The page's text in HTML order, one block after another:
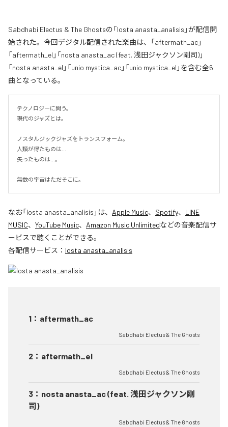
Sabdhabi Electus & The Ghostsの「losta anasta_analisis」が配信開
始された。今回デジタル配信された楽曲は、「aftermath_ac」
「aftermath_el」「nosta anasta_ac (feat. 浅田ジャクソン剛司)」
「nosta anasta_el」「unio mystica_ac」「unio mystica_el」を含む全6
曲となっている。
テクノロジーに問う。
現代のジャズとは。
ノスタルジックジャズをトランスフォーム。
人類が得たものは...
失ったものは...。
無数の宇宙はただそこに。
なお「losta anasta_analisis 」は、 Apple Music、 Spotify、 LINE
MUSIC、 YouTube Music、 Amazon Music Unlimitedなどの音楽配信サ
ービスで聴くことができる。
各配信サービス： losta anasta_analisis
1 ： aftermath_ac
Sabdhabi Electus & The Ghosts
2 ： aftermath_el
Sabdhabi Electus & The Ghosts
3 ： nosta anasta_ac (feat. 浅田ジャクソン剛
司)
Sabdhabi Electus & The Ghosts